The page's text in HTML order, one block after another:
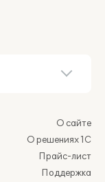
О сайте
О решениях 1С
Прайс-лист
Поддержка